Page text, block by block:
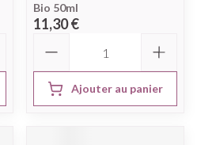
Bio 50ml
11,30 €
Ajouter au panier